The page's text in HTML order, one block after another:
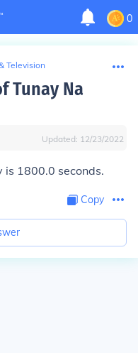
0
Television
Tunay Na
Updated: 12/23/2022
is 1800.0 seconds.
Copy